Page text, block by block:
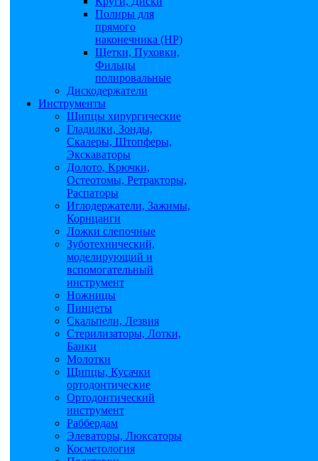
Полиры для
прямого
наконечника (НР)
Щетки, Пуховки,
Фильцы
полировальные
Дискодержатели
Инструменты
Щипцы хирургические
Гладилки, Зонды,
Скалеры, Штопферы,
Экскаваторы
Долото, Крючки,
Остеотомы, Ретракторы,
Распаторы
Иглодержатели, Зажимы,
Корнцанги
Ложки слепочные
Зуботехнический,
моделирующий и
вспомогательный
инструмент
Ножницы
Пинцеты
Скальпели, Лезвия
Стерилизаторы, Лотки,
Банки
Молотки
Щипцы, Кусачки
ортодонтические
Ортодонтический
инструмент
Раббердам
Элеваторы, Люксаторы
Косметология